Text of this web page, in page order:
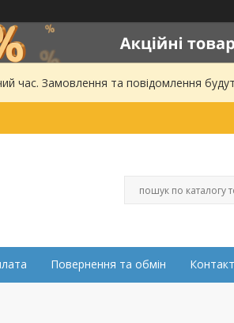
час. Замовлення та повідомлення
Повернення та обмін